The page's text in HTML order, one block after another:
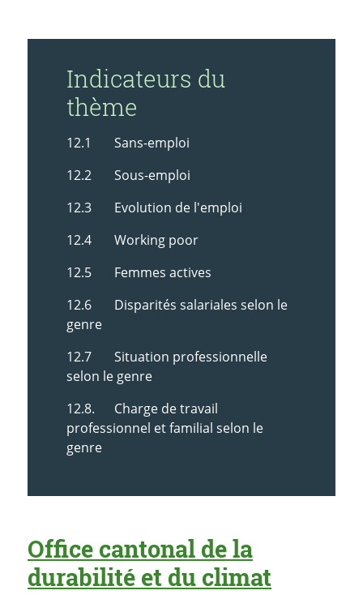
Indicateurs du
thème
12.1 Sans-emploi
12.2 Sous-emploi
12.3 Evolution de l'emploi
12.4 Working poor
12.5 Femmes actives
12.6 Disparités salariales selon le
genre
12.7 Situation professionnelle
selon le genre
12.8. Charge de travail
professionnel et familial selon le
genre
Office cantonal de la
durabilité et du climat